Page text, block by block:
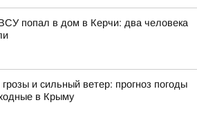
попал в дом в Керчи: два человека
и сильный ветер: прогноз погоды
в Крыму